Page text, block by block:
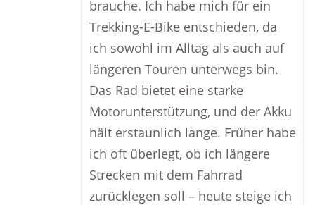
brauche. Ich habe mich für ein
Trekking-E-Bike entschieden, da
ich sowohl im Alltag als auch auf
längeren Touren unterwegs bin.
Das Rad bietet eine starke
Motorunterstützung, und der Akku
hält erstaunlich lange. Früher habe
ich oft überlegt, ob ich längere
Strecken mit dem Fahrrad
zurücklegen soll – heute steige ich